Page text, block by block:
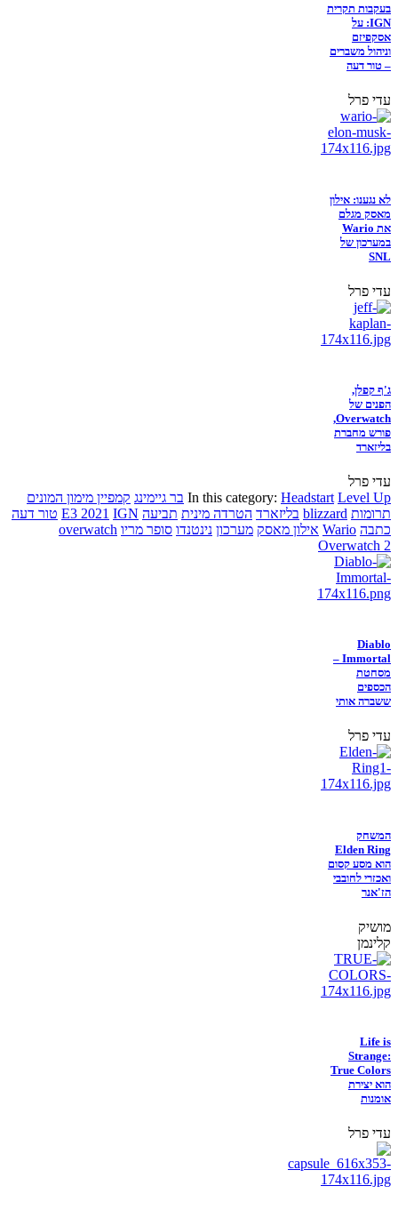
בעקבות תקרית
IGN: על
אסקפיזם
וניהול משברים
– טור דעה
עדי פרל
לא נגענו: אילון
מאסק מגלם
את Wario
במערכון של
SNL
עדי פרל
ג'ף קפלן,
הפנים של
Overwatch,
פורש מחברת
בליזארד
עדי פרל
In this category: Headstart Level Up בר גיימינג קמפיין מימון המונים
תרומות blizzard בליזארד הטרדה מינית תביעה E3 2021 IGN
טור דעה
כתבה Wario אילון מאסק מערכון נינטנדו סופר מריו overwatch
Overwatch 2
Diablo
Immortal –
מסחטת
הכספים
ששברה אותי
עדי פרל
המשחק
Elden Ring
הוא מסע קסום
ואכזרי לחובבי
הז'אנר
מושיק
קלינמן
Life is
Strange:
True Colors
הוא יצירת
אומנות
עדי פרל